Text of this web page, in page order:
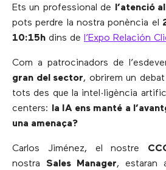
Ets un professional de l’atenció
pots perdre la nostra ponència el
10:15h dins de l’Expo Relación
Com a patrocinadors de
gran del sector, obrirem un
tots des que la intel·ligència
centers: la IA ens manté a
una amenaça?
Carlos Jiménez, el nostre
nostra Sales Manager, estaran